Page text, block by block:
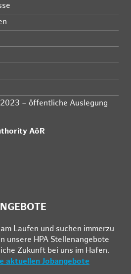
– öffentliche Auslegung
AöR
Lau­fen und su­chen im­mer­zu
un­se­re HPA Stel­len­an­ge­bo­te
Zu­kunft bei uns im Ha­fen.
aktuellen Jobangebote